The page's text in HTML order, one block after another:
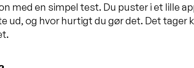
med en simpel test. Du puster i et lille
ud, og hvor hurtigt du gør det. Det tager